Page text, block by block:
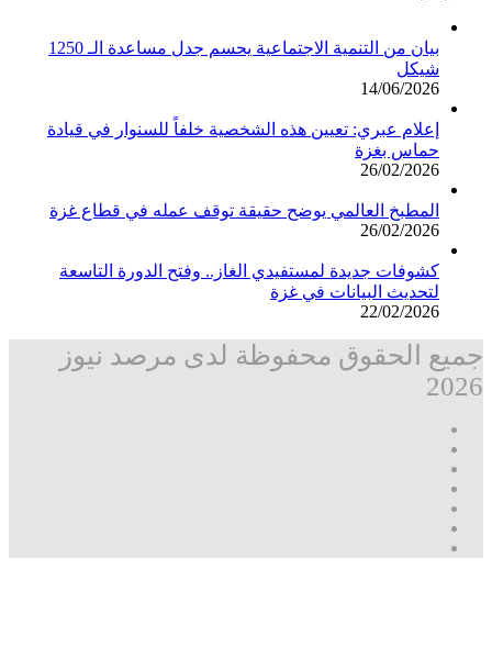
بيان من التنمية الاجتماعية يحسم جدل مساعدة الـ 1250
شيكل
14/06/2026
إعلام عبري: تعيين هذه الشخصية خلفاً للسنوار في قيادة
حماس بغزة
26/02/2026
المطبخ العالمي يوضح حقيقة توقف عمله في قطاع غزة
26/02/2026
كشوفات جديدة لمستفيدي الغاز.. وفتح الدورة التاسعة
لتحديث البيانات في غزة
22/02/2026
جميع الحقوق محفوظة لدى مرصد نيوز
2026